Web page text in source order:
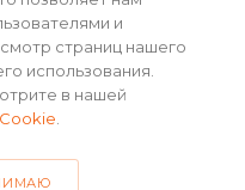
• Не является публичной
г.
и
страниц нашего
использования.
в нашей